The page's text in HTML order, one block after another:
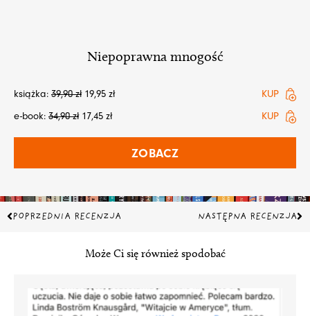
Niepoprawna mnogość
książka: 39,90zł 19,95 zł
KUP
e-book: 34,90zł 17,45 zł KUP
ZOBACZ
Prev
POPRZEDNIA RECENZJA NASTĘPNA RECENZJA
Może Ci się również spodobać